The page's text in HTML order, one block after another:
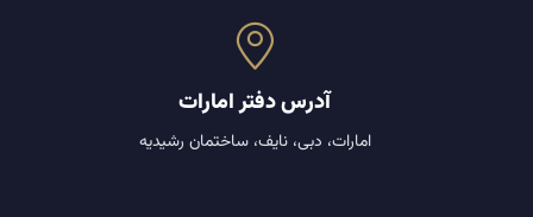
آدرس دفتر امارات
امارات، دبی، نایف، ساختمان رشیدیه